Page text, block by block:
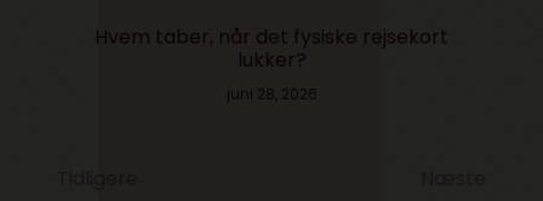
Hvem taber, når det fysiske rejsekort
lukker?
juni 28, 2026